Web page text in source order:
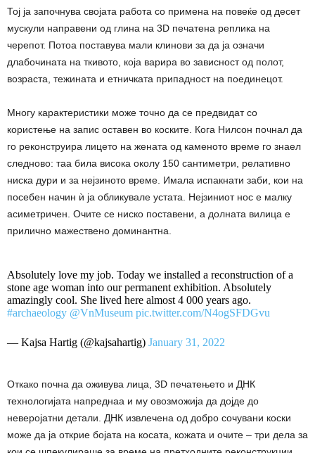
Тој ја започнува својата работа со примена на повеќе од десет
мускули направени од глина на 3D печатена реплика на
черепот. Потоа поставува мали клинови за да ја означи
длабочината на ткивото, која варира во зависност од полот,
возраста, тежината и етничката припадност на поединецот.
Многу карактеристики може точно да се предвидат со
користење на запис оставен во коските. Кога Нилсон почнал да
го реконструира лицето на жената од каменото време го знаел
следново: таа била висока околу 150 сантиметри, релативно
ниска дури и за нејзиното време. Имала испакнати заби, кои на
посебен начин ѝ ја обликувале устата. Нејзиниот нос е малку
асиметричен. Очите се ниско поставени, а долната вилица е
прилично мажествено доминантна.
Absolutely love my job. Today we installed a reconstruction of a
stone age woman into our permanent exhibition. Absolutely
amazingly cool. She lived here almost 4 000 years ago.
#archaeology @VnMuseum pic.twitter.com/N4ogSFDGvu
— Kajsa Hartig (@kajsahartig) January 31, 2022
Откако почна да оживува лица, 3D печатењето и ДНК
технологијата напреднаа и му овозможија да дојде до
неверојатни детали. ДНК извлечена од добро сочувани коски
може да ја открие бојата на косата, кожата и очите – три дела за